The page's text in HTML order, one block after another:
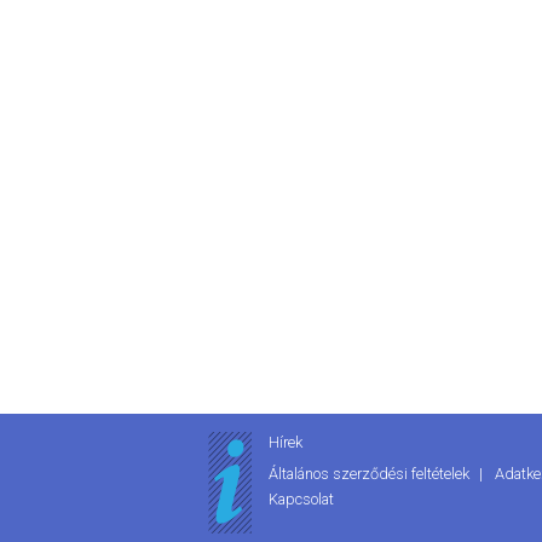
Hírek
Általános szerződési feltételek
Kapcsolat